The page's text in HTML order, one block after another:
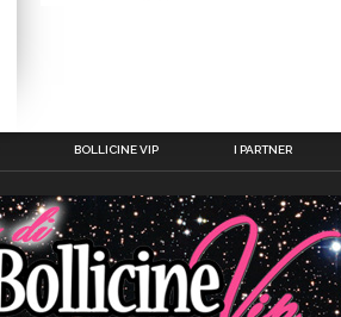
BOLLICINE VIP I PARTNER